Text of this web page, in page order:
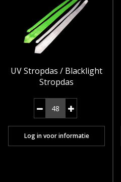
UV Stropdas / Blacklight
Stropdas
Log in voor informatie